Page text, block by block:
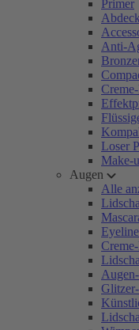
Primer
Anti-
Loser
Make-
Augen
Alle